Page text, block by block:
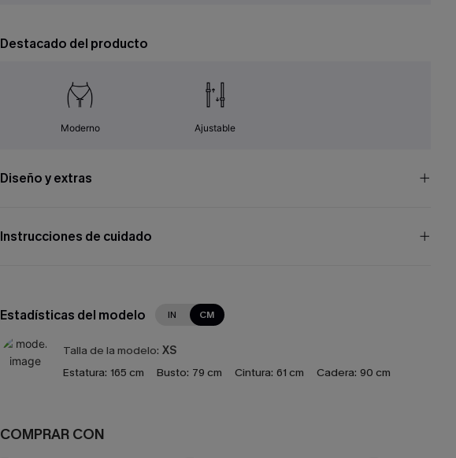
Destacado del producto
Moderno Ajustable
Diseño y extras
Instrucciones de cuidado
Estadísticas del modelo IN CM
Talla de la modelo: XS
Estatura: 165 cm Busto: 79 cm Cintura: 61 cm Cadera: 90 cm
COMPRAR CON